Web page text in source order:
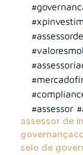
#assessor
assessor de
governança
selo de